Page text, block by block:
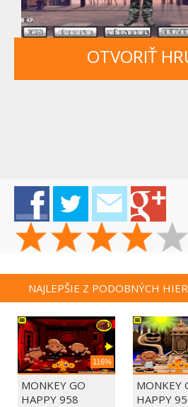
OTVORIŤ
NAJLEPŠIE Z PODOBNÝCH HIER
116%
MONKEY GO
HAPPY 958
MONKEY
HAPPY